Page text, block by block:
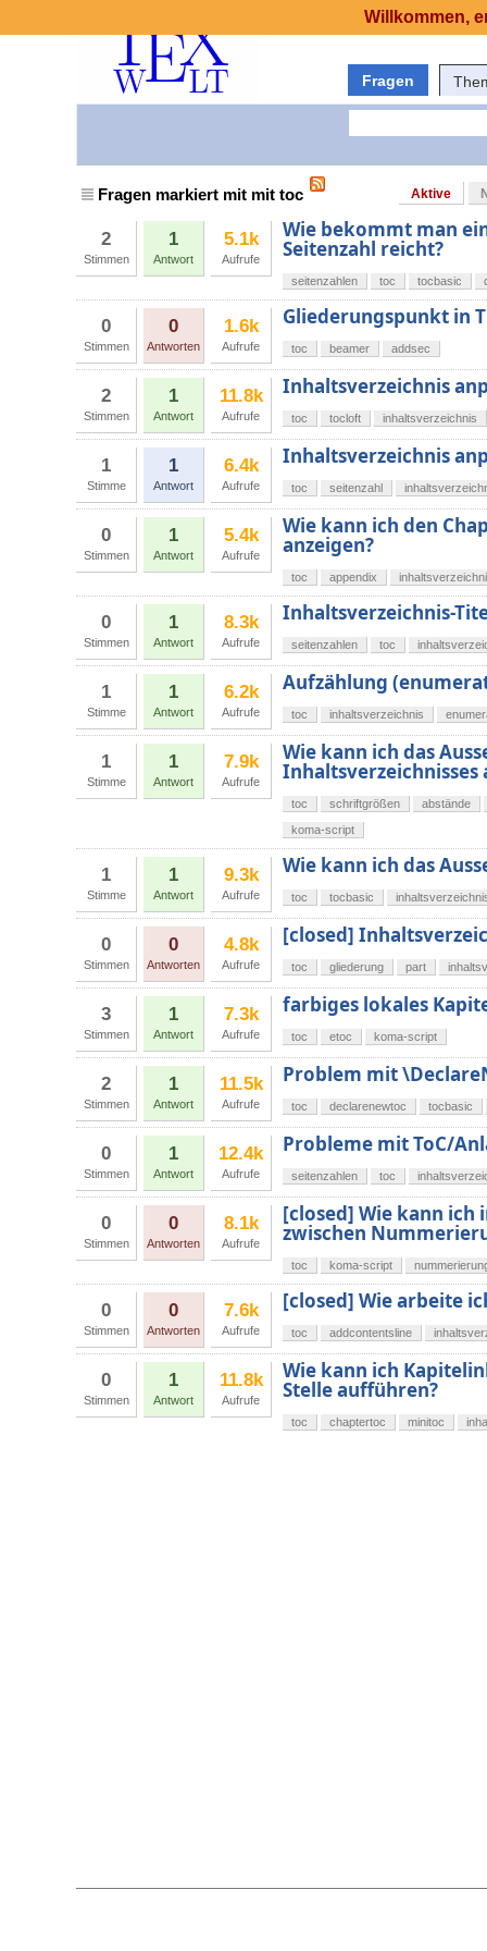
Fragen
Fragen markiert mit mit toc Aktive
2
Stimmen
1
Antwort
5.1k
Aufrufe
Wie bekommt man
Seitenzahl reicht?
seitenzahlen toc tocbasic
0
Stimmen
0
Antworten
1.6k
Aufrufe
Gliederungspunkt in
toc beamer addsec
2
Stimmen
1
Antwort
11.8k
Aufrufe
Inhaltsverzeichnis
toc tocloft inhaltsverzeichnis
1
Stimme
1
Antwort
6.4k
Aufrufe
Inhaltsverzeichnis
toc seitenzahl
0
Stimmen
1
Antwort
5.4k
Aufrufe
Wie kann ich den
anzeigen?
toc appendix
0
Stimmen
1
Antwort
8.3k
Aufrufe
Inhaltsverzeichnis-
seitenzahlen toc
1
Stimme
1
Antwort
6.2k
Aufrufe
Aufzählung
toc inhaltsverzeichnis
1
Stimme
1
Antwort
7.9k
Aufrufe
Wie kann ich das
Inhaltsverzeichnisses
toc schriftgrößen
abstände
koma-script
1
Stimme
1
Antwort
9.3k
Aufrufe
Wie kann ich das
toc tocbasic
0
Stimmen
0
Antworten
4.8k
Aufrufe
[closed]
toc gliederung part
3
Stimmen
1
Antwort
7.3k
Aufrufe
farbiges lokales
toc etoc koma-script
2
Stimmen
1
Antwort
11.5k
Aufrufe
Problem mit
toc declarenewtoc tocbasic
0
Stimmen
1
Antwort
12.4k
Aufrufe
Probleme mit ToC/
seitenzahlen toc
0
Stimmen
0
Antworten
8.1k
Aufrufe
[closed] Wie kann ich
zwischen
toc koma-script
0
Stimmen
0
Antworten
7.6k
Aufrufe
[closed] Wie arbeite
toc addcontentsline
0
Stimmen
1
Antwort
11.8k
Aufrufe
Wie kann ich
Stelle aufführen?
toc chaptertoc minitoc
Willkommen,